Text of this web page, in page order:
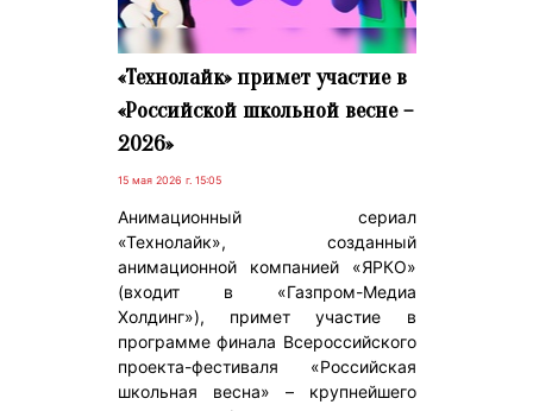
«Технолайк» примет участие в
«Российской школьной весне –
2026»
15 мая 2026 г. 15:05
Анимационный сериал
«Технолайк», созданный
анимационной компанией «ЯРКО»
(входит в «Газпром-Медиа
Холдинг»), примет участие в
программе финала Всероссийского
проекта-фестиваля «Российская
школьная весна» – крупнейшего